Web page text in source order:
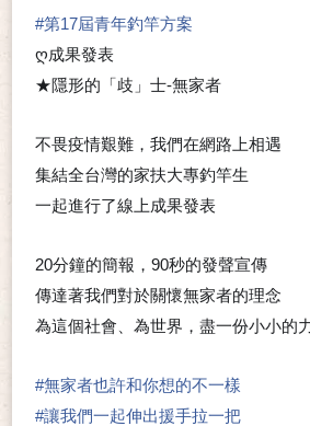
#第17屆青年釣竿方案
ღ成果發表
★隱形的「歧」士-無家者
不畏疫情艱難，我們在網路上相遇
集結全台灣的家扶大專釣竿生
一起進行了線上成果發表
20分鐘的簡報，90秒的發聲宣傳
傳達著我們對於關懷無家者的理念
為這個社會、為世界，盡一份小小的
#無家者也許和你想的不一樣
#讓我們一起伸出援手拉一把